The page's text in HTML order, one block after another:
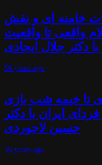
خامنه ای و نقش
واقعی تا واقعیت
با دکتر جلال ایجادی
56 years ago
تا خیمه شب بازی
ایران با دکتر
حسین لاجوردی
56 years ago